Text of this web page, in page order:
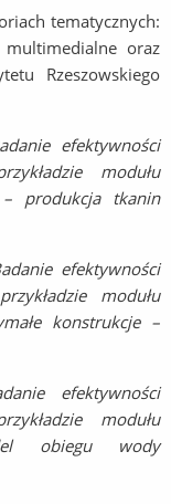
tematycznych:
oraz
Rzeszowskiego
efektywności
modułu
produkcja tkanin
efektywności
modułu
konstrukcje –
efektywności
modułu
obiegu wody